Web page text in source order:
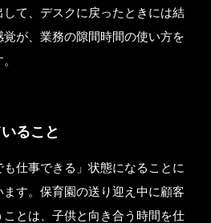
て、デスクに戻ったときには結
が、業務の隙間時間の使い方を
ること
仕事できる」状態になることに
す。保育園の送り迎え中に顧客
とは、子供と向き合う時間を仕